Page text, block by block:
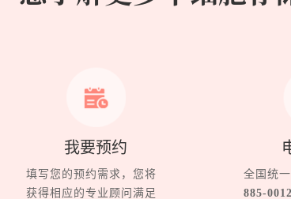
我要预约
填写您的预约需求，您将
获得相应的专业顾问满足
全国统
885-0012